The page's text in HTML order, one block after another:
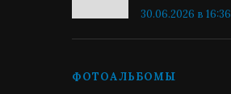
30.06.2026 в 16:36
ФОТОАЛЬБОМЫ